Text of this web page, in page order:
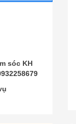
sóc KH